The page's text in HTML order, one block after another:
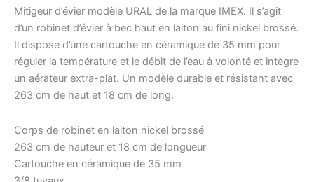
Mitigeur d’évier modèle URAL de la marque IMEX. Il s’agit
d’un robinet d’évier à bec haut en laiton au fini nickel brossé.
Il dispose d’une cartouche en céramique de 35 mm pour
réguler la température et le débit de l’eau à volonté et intègre
un aérateur extra-plat. Un modèle durable et résistant avec
263 cm de haut et 18 cm de long.
Corps de robinet en laiton nickel brossé
263 cm de hauteur et 18 cm de longueur
Cartouche en céramique de 35 mm